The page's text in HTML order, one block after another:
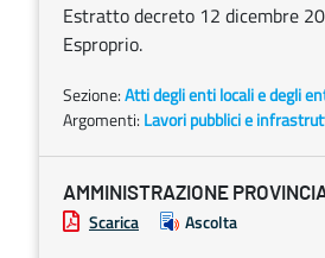
Estratto decreto 12 dicembre
Esproprio.
Sezione:Atti degli enti locali e degli
Argomenti: Lavori pubblici e
AMMINISTRAZIONE
Scarica Ascolta